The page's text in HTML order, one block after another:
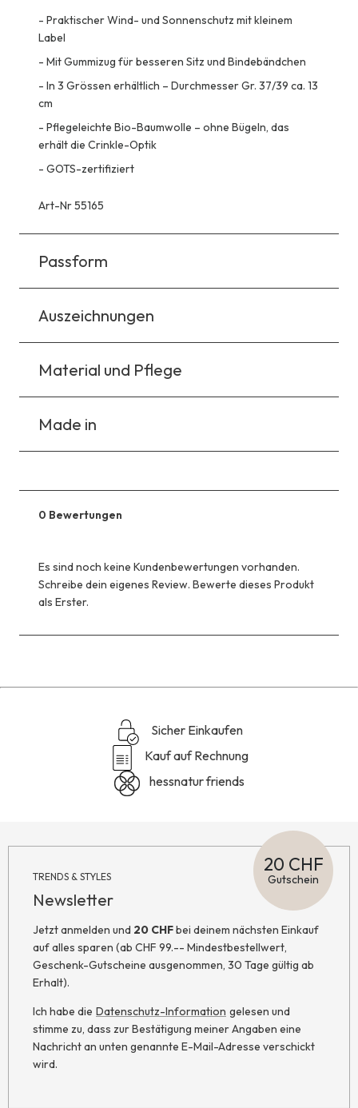
- Praktischer Wind- und Sonnenschutz mit kleinem
Label
- Mit Gummizug für besseren Sitz und Bindebändchen
- In 3 Grössen erhältlich – Durchmesser Gr. 37/39 ca. 13
cm
- Pflegeleichte Bio-Baumwolle – ohne Bügeln, das
erhält die Crinkle-Optik
- GOTS-zertifiziert
Art-Nr 55165
Passform
Auszeichnungen
Material und Pflege
Made in
0 Bewertungen
Es sind noch keine Kundenbewertungen vorhanden.
Schreibe dein eigenes Review. Bewerte dieses Produkt
als Erster.
Sicher Einkaufen
Kauf auf Rechnung
hessnatur friends
TRENDS & STYLES
Newsletter
20 CHF
Gutschein
Jetzt anmelden und 20 CHFbei deinem nächsten Einkauf
auf alles sparen (ab CHF 99.-- Mindestbestellwert,
Geschenk-Gutscheine ausgenommen, 30 Tage gültig ab
Erhalt).
Ich habe die Datenschutz-Information gelesen und
stimme zu, dass zur Bestätigung meiner Angaben eine
Nachricht an unten genannte E-Mail-Adresse verschickt
wird.